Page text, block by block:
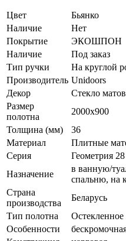
Цвет
Бьянко
Наличие
Нет
Покрытие
ЭКОШПОН
Наличие
Под заказ
Тип ручки
На круглой
Производитель Unidoors
Декор
Стекло
Размер
полотна
2000x900
Толщина (мм)
36
Материал
Плитные
Серия
Геометрия 28
Назначение
в ванную/
спальню, на
Страна
производства
Беларусь
Тип полотна
Остекленное
Особенности